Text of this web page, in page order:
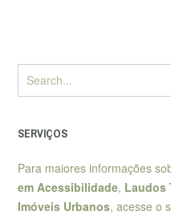
SERVIÇOS
Para maiores informações
em Acessibilidade, Laudos
Imóveis Urbanos, acesse o